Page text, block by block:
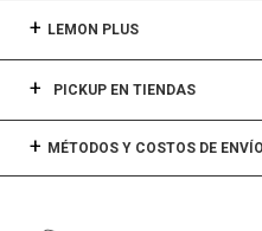
LEMON PLUS
PICKUP EN TIENDAS
MÉTODOS Y COSTOS DE ENVÍO